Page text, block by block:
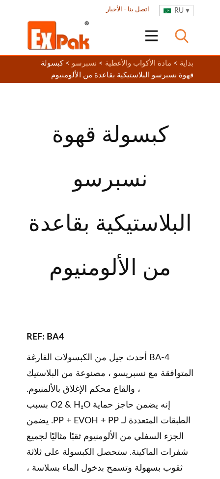
RU اتصل بنا - الأخبار
بداية > مادة الأكواب والأغطية > نسبرسو > كبسولة
قهوة نسبرسو البلاستيكية بقاعدة من الألومنيوم
كبسولة قهوة
نسبرسو
البلاستيكية بقاعدة
من الألومنيوم
REF: BA4
BA-4 أحدث جيل من الكبسولات الفارغة
المتوافقة مع نسبريسو ، مصنوعة من البلاستيك
، والقاع محكم الإغلاق بالألمنيوم.
إنه يضمن حاجز حماية O2 & H₂O بسبب
الطبقات المتعددة لـ PP + EVOH + PP. يضمن
الجزء السفلي من الألومنيوم ثقبًا مثاليًا لجميع
شفرات الماكينة. ستحصل الكبسولة على ثلاثة
ثقوب بسهولة وتسمح بدخول الماء بسلاسة ،